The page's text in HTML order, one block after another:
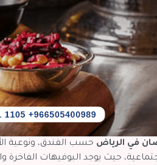
في الرياض حسب الفندق، ونوعية
حيث يوجد البوفيهات